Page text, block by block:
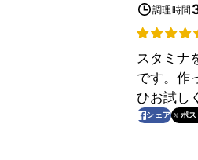
調理時間
スタミナ
です。作
ひお試し
シェア ポ